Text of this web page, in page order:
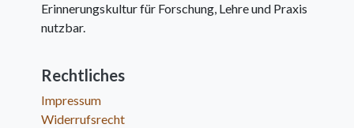
Erinnerungskultur für Forschung, Lehre und Praxis
nutzbar.
Rechtliches
Impressum
Widerrufsrecht